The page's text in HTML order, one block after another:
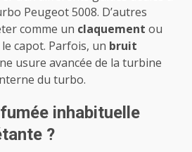
Peugeot 5008. D’autres
comme un claquement ou
capot. Parfois, un bruit
usure avancée de la turbine
du turbo.
inhabituelle
?